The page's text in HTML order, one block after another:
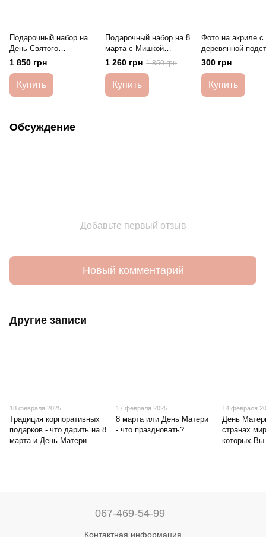
Подарочный набор на
День Святого
Валентина с Мишкой
HeyBaby
1 850 грн
Купить
Подарочный набор на 8
марта с Мишкой
HeyBaby
1 260 грн 1 850 грн
Купить
Фото на акриле с
деревянной
HeyBaby
300 грн
Купить
Обсуждение
Добавьте первый отзыв
Новый комментарий
Другие записи
18 февраля 2025
Традиция корпоративных
подарков - что дарить на 8
марта и День Матери
17 февраля 2025
8 марта или День Матери
- что праздновать?
14 февраля
День
странах
которых Вы
067-469-54-99
Контактная информация